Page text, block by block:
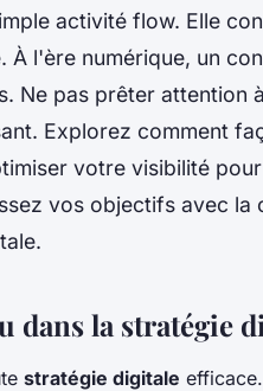
activité flow. Elle
l'ère numérique, un
Ne pas prêter attention
Explorez comment
votre visibilité pour
vos objectifs avec la
dans la stratégie
stratégie digitale